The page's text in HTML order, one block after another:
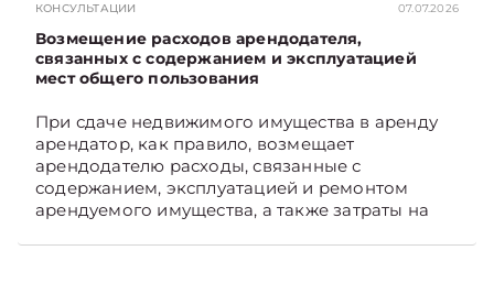
Главное об экономике Беларуси — раньше,
чем в новостях TelegramViber
КОНСУЛЬТАЦИИ 07.07.2026
Возмещение расходов арендодателя,
связанных с содержанием и эксплуатацией
мест общего пользования
При сдаче недвижимого имущества в аренду
арендатор, как правило, возмещает
арендодателю расходы, связанные с
содержанием, эксплуатацией и ремонтом
арендуемого имущества, а также затраты на